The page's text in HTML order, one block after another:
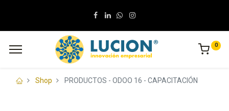
0
Shop PRODUCTOS - ODOO 16 - CAPACITACIÓN